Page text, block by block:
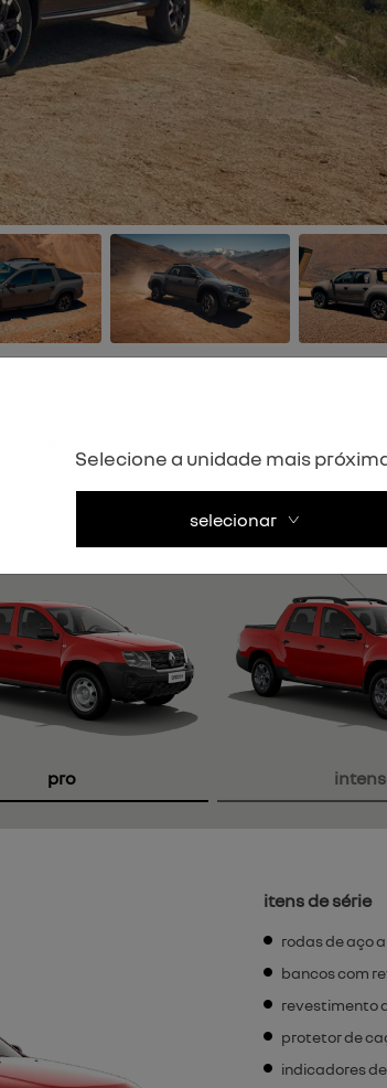
pro
itens de série
rodas de aço
bancos com
revestimento
protetor de
indicadores
Selecione a unidade mais
selecionar